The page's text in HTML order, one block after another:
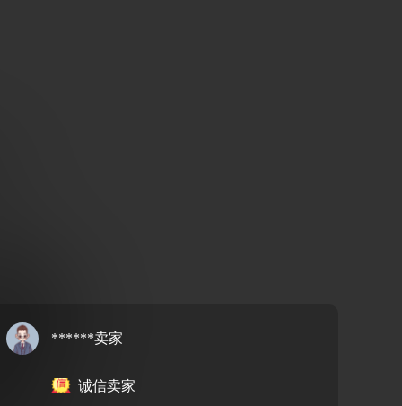
******卖家
诚信卖家